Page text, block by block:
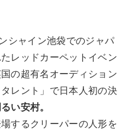
シャイン池袋でのジャパ
レッドカーペットイベン
の超有名オーディション
レント」で日本人初の決
い安村。
するクリーパーの人形を